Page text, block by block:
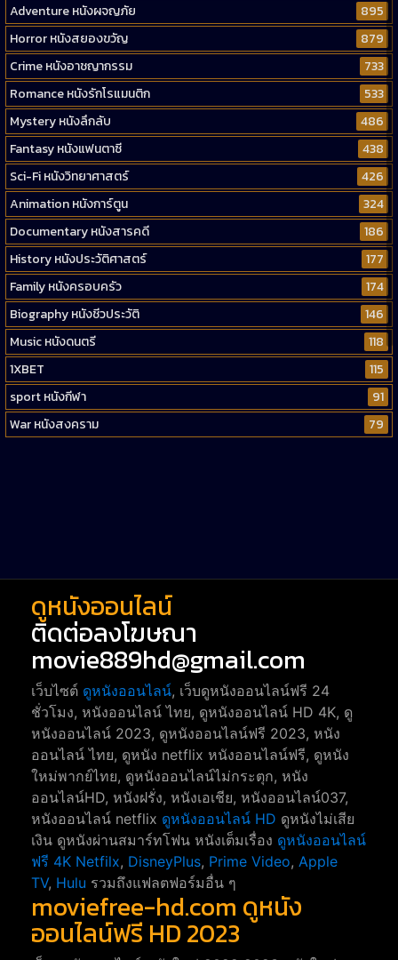
Adventure หนังผจญภัย
895
Horror หนังสยองขวัญ
879
Crime หนังอาชญากรรม
733
Romance หนังรักโรแมนติก
533
Mystery หนังลึกลับ
486
Fantasy หนังแฟนตาซี
438
Sci-Fi หนังวิทยาศาสตร์
426
Animation หนังการ์ตูน
324
Documentary หนังสารคดี
186
History หนังประวัติศาสตร์
177
Family หนังครอบครัว
174
Biography หนังชีวประวัติ
146
Music หนังดนตรี
118
1XBET
115
sport หนังกีฬา
91
War หนังสงคราม
79
ดูหนังออนไลน์
ติดต่อลงโฆษณา
movie889hd@gmail.com
เว็บไซต์ ดูหนังออนไลน์, เว็บดูหนังออนไลน์ฟรี 24
ชั่วโมง, หนังออนไลน์ ไทย, ดูหนังออนไลน์ HD 4K, ดู
หนังออนไลน์ 2023, ดูหนังออนไลน์ฟรี 2023, หนัง
ออนไลน์ ไทย, ดูหนัง netflix หนังออนไลน์ฟรี, ดูหนัง
ใหม่พากย์ไทย, ดูหนังออนไลน์ไม่กระตุก, หนัง
ออนไลน์HD, หนังฝรั่ง, หนังเอเชีย, หนังออนไลน์037,
หนังออนไลน์ netflix ดูหนังออนไลน์ HD ดูหนังไม่เสีย
เงิน ดูหนังผ่านสมาร์ทโฟน หนังเต็มเรื่อง ดูหนังออนไลน์
ฟรี 4K Netfilx, DisneyPlus, Prime Video, Apple
TV, Hulu รวมถึงแฟลตฟอร์มอื่น ๆ
moviefree-hd.com ดูหนัง
ออนไลน์ฟรี HD 2023